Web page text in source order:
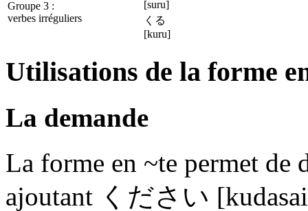
Groupe 3 :
verbes irréguliers
[suru]
くる
[kuru]
Utilisations de la forme
La demande
La forme en ~te permet de
ajoutant ください